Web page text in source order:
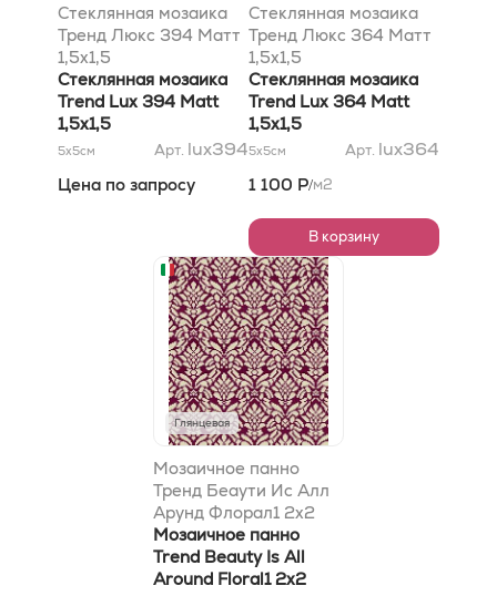
Стеклянная мозаика
Тренд Люкс 394 Матт
1,5x1,5
Стеклянная мозаика
Trend Lux 394 Matt
1,5x1,5
5x5см Арт. lux394
Цена по запросу
Стеклянная мозаика
Тренд Люкс 364 Матт
1,5x1,5
Стеклянная мозаика
Trend Lux 364 Matt
1,5x1,5
5x5см Арт. lux364
1 100 Р/м2
В корзину
Глянцевая
Мозаичное панно
Тренд Беаути Ис Алл
Арунд Флорал1 2x2
Мозаичное панно
Trend Beauty Is All
Around Floral1 2x2